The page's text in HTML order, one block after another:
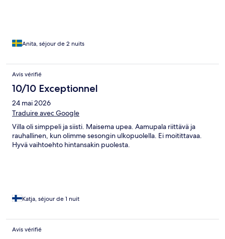
Anita, séjour de 2 nuits
Avis vérifié
10/10 Exceptionnel
24 mai 2026
Traduire avec Google
Villa oli simppeli ja siisti. Maisema upea. Aamupala riittävä ja
rauhallinen, kun olimme sesongin ulkopuolella. Ei moitittavaa.
Hyvä vaihtoehto hintansakin puolesta.
Katja, séjour de 1 nuit
Avis vérifié